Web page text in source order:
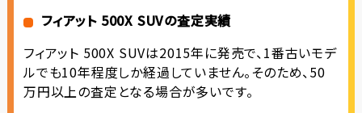
フィアット 500X SUVの査定実績
フィアット 500X SUVは2015年に発売で、1番古いモデ
ルでも10年程度しか経過していません。そのため、50
万円以上の査定となる場合が多いです。